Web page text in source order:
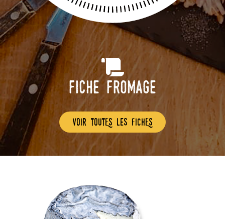
Fiche Fromage
voir toutEs les fichEs